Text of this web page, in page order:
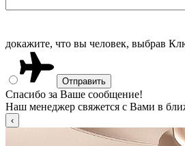
докажите, что вы человек, выбрав
Спасибо за Ваше сообщение!
Наш менеджер свяжется с Вами в